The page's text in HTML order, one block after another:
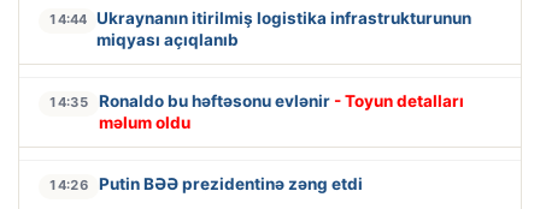
14:44 Ukraynanın itirilmiş logistika infrastrukturunun
miqyası açıqlanıb
14:35 Ronaldo bu həftəsonu evlənir - Toyun detalları
məlum oldu
14:26 Putin BƏƏ prezidentinə zəng etdi